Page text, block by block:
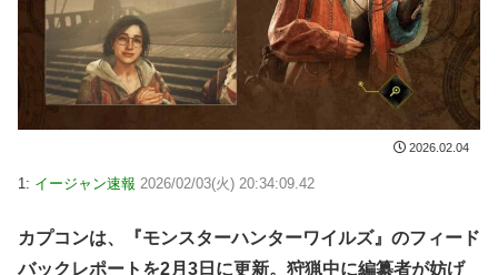
2026.02.04
1: イージャン速報 2026/02/03(火) 20:34:09.42
カプコンは、『モンスターハンターワイルズ』のフィード
バックレポートを2月3日に更新。狩猟中に編纂者が妨げ